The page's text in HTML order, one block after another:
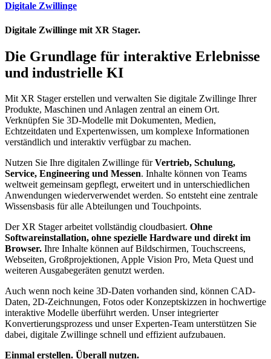
Digitale Zwillinge
Digitale Zwillinge mit XR Stager.
Die Grundlage für interaktive Erlebnisse
und industrielle KI
Mit XR Stager erstellen und verwalten Sie digitale Zwillinge Ihrer
Produkte, Maschinen und Anlagen zentral an einem Ort.
Verknüpfen Sie 3D-Modelle mit Dokumenten, Medien,
Echtzeitdaten und Expertenwissen, um komplexe Informationen
verständlich und interaktiv verfügbar zu machen.
Nutzen Sie Ihre digitalen Zwillinge fürVertrieb, Schulung,
Service, Engineering und Messen. Inhalte können von Teams
weltweit gemeinsam gepflegt, erweitert und in unterschiedlichen
Anwendungen wiederverwendet werden. So entsteht eine zentrale
Wissensbasis für alle Abteilungen und Touchpoints.
Der XR Stager arbeitet vollständig cloudbasiert. Ohne
Softwareinstallation, ohne spezielle Hardware und direkt im
Browser. Ihre Inhalte können auf Bildschirmen, Touchscreens,
Webseiten, Großprojektionen, Apple Vision Pro, Meta Quest und
weiteren Ausgabegeräten genutzt werden.
Auch wenn noch keine 3D-Daten vorhanden sind, können CAD-
Daten, 2D-Zeichnungen, Fotos oder Konzeptskizzen in hochwertige
interaktive Modelle überführt werden. Unser integrierter
Konvertierungsprozess und unser Experten-Team unterstützen Sie
dabei, digitale Zwillinge schnell und effizient aufzubauen.
Einmal erstellen. Überall nutzen.